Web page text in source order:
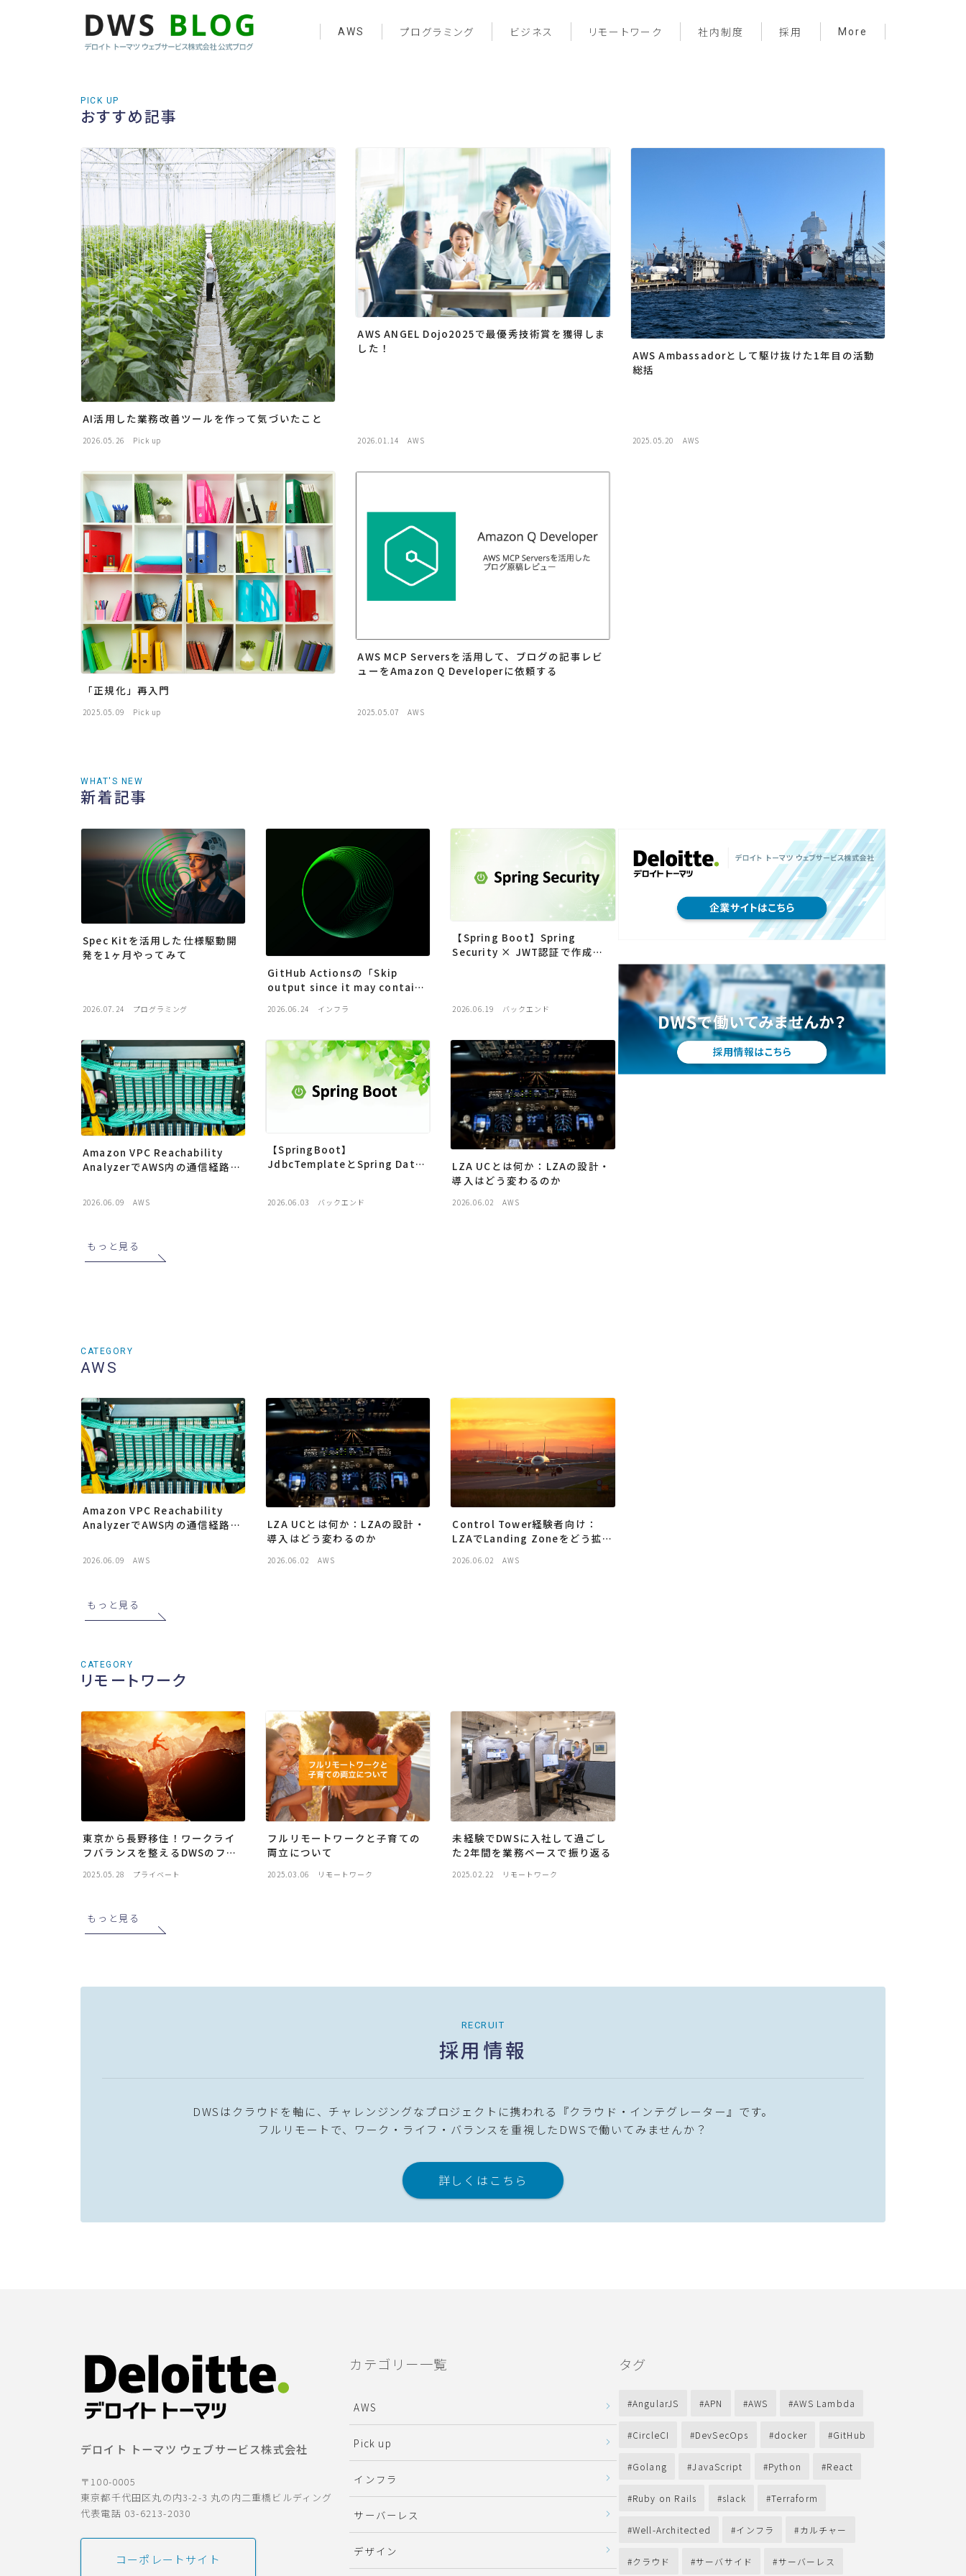
AWS プログラミング ビジネス リモートワーク 社内制度 採用 More
デザイン
プライベート
メンバー紹介
PICK UP
おすすめ記事
AI活用した業務改善ツールを作って気づいたこと
2026.05.26 Pick up
AWS ANGEL Dojo2025で最優秀技術賞を獲得しま
した！
2026.01.14 AWS
AWS Ambassadorとして駆け抜けた1年目の活動
総括
2025.05.20 AWS
「正規化」再入門
2025.05.09 Pick up
AWS MCP Serversを活用して、ブログの記事レビ
ューをAmazon Q Developerに依頼する
2025.05.07 AWS
WHAT'S NEW
新着記事
Spec Kitを活用した仕様駆動開
発を1ヶ月やってみて
2026.07.24 プログラミング
GitHub Actionsの「Skip
output since it may contain
2026.06.24 インフラ
【Spring Boot】Spring
Security × JWT認証で作成し
2026.06.19 バックエンド
Amazon VPC Reachability
AnalyzerでAWS内の通信経路を
2026.06.09 AWS
【SpringBoot】
JdbcTemplateとSpring Data
2026.06.03 バックエンド
LZA UCとは何か：LZAの設計・
導入はどう変わるのか
2026.06.02 AWS
もっと見る
CATEGORY
AWS
Amazon VPC Reachability
AnalyzerでAWS内の通信経路を
2026.06.09 AWS
LZA UCとは何か：LZAの設計・
導入はどう変わるのか
2026.06.02 AWS
Control Tower経験者向け：
LZAでLanding Zoneをどう拡張
2026.06.02 AWS
もっと見る
CATEGORY
リモートワーク
東京から長野移住！ワークライ
フバランスを整えるDWSのフル
2025.05.28 プライベート
フルリモートワークと子育ての
両立について
2025.03.06 リモートワーク
未経験でDWSに入社して過ごし
た2年間を業務ベースで振り返る
2025.02.22 リモートワーク
もっと見る
RECRUIT
採用情報
DWSはクラウドを軸に、チャレンジングなプロジェクトに携われる『クラウド・インテグレーター』です。
フルリモートで、ワーク・ライフ・バランスを重視したDWSで働いてみませんか？
詳しくはこちら
デロイト トーマツ ウェブサービス株式会社
〒100-0005
東京都千代田区丸の内3-2-3 丸の内二重橋ビルディング
代表電話 03-6213-2030
コーポレートサイト
カテゴリー一覧
AWS
Pick up
インフラ
サーバーレス
デザイン
タグ
AngularJS APN AWS AWS Lambda
CircleCI DevSecOps docker GitHub
Golang JavaScript Python React
Ruby on Rails slack Terraform
Well-Architected インフラ カルチャー
クラウド サーバサイド サーバーレス